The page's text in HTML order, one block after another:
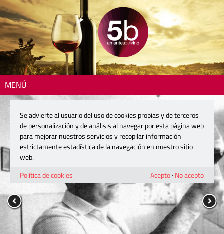
MENÚ
Se advierte al usuario del uso de cookies propias y de terceros
de personalización y de análisis al navegar por esta página web
para mejorar nuestros servicios y recopilar información
estrictamente estadística de la navegación en nuestro sitio
web.
Política de cookies
Acepto· No acepto